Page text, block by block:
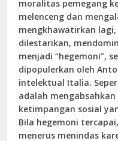
moralitas pemegang
melenceng dan
mengkhawatirkan
dilestarikan,
menjadi “hegemoni”,
dipopulerkan oleh
intelektual Italia.
adalah
ketimpangan sosial
Bila hegemoni
menerus menindas